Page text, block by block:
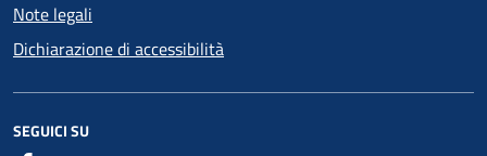
Note legali
Dichiarazione di accessibilità
SEGUICI SU